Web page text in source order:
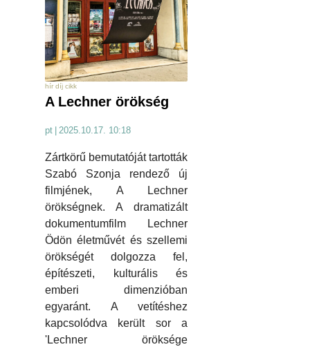
hír díj cikk
A Lechner örökség
pt 2025.10.17. 10:18
Zártkörű bemutatóját tartották
Szabó Szonja rendező új
filmjének, A Lechner
örökségnek. A dramatizált
dokumentumfilm Lechner
Ödön életművét és szellemi
örökségét dolgozza fel,
építészeti, kulturális és
emberi dimenzióban
egyaránt. A vetítéshez
kapcsolódva került sor a
'Lechner öröksége